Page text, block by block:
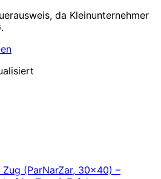
da Kleinunternehmer
(ParNarZar, 30×40) –